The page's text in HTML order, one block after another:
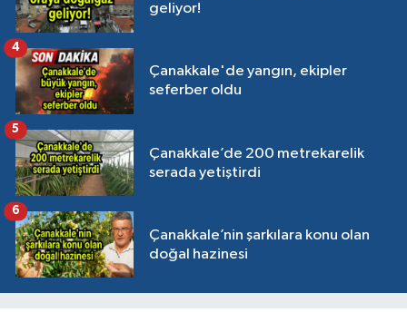
geliyor!
Çanakkale'de yangın, ekipler
seferber oldu
4
Çanakkale’de 200 metrekarelik
serada yetiştirdi
5
Çanakkale’nin şarkılara konu olan
doğal hazinesi
6